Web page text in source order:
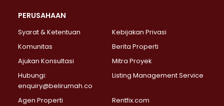
Properti Dijual di Lebak Bulus >
Properti Dijual di Gandaria Selatan >
Properti Dijual di Pondok Labu >
Properti Dijual di Lenteng Agung >
Properti Dijual di Senayan >
Properti Dijual di Pondok Pinang >
PERUSAHAAN
Syarat & Ketentuan
Kebijakan Privasi
Komunitas
Berita Properti
Ajukan Konsultasi
Mitra Proyek
Hubungi:
enquiry@belirumah.co
Listing Management Service
Agen Properti Rentfix.com